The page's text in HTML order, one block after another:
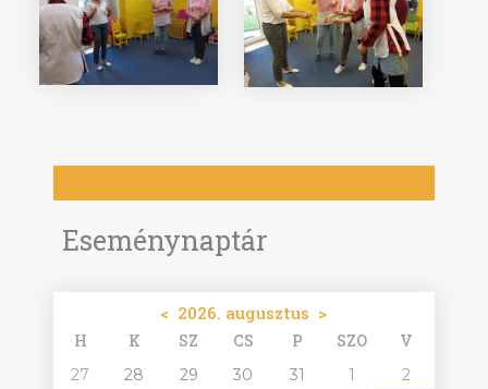
Eseménynaptár
< 2026. augusztus >
H K SZ CS P SZO V
27 28 29 30 31 1
2